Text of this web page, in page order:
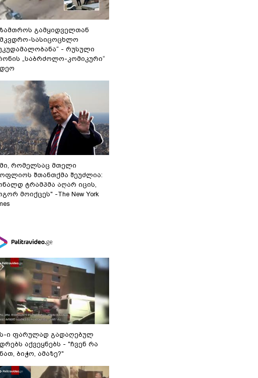
გამყიდველთან
სასიცოცხლო
- რუსული
„საბრძოლო-კომიკური“
რომელსაც მთელი
შთანთქმა შეუძლია:
ტრამპმა აღარ იცის,
მოიქცეს" -The New York
ი ფარულად გადაღებულ
აქვეყნებს - "ჩვენ რა
ბიჭო, ამაზე?"